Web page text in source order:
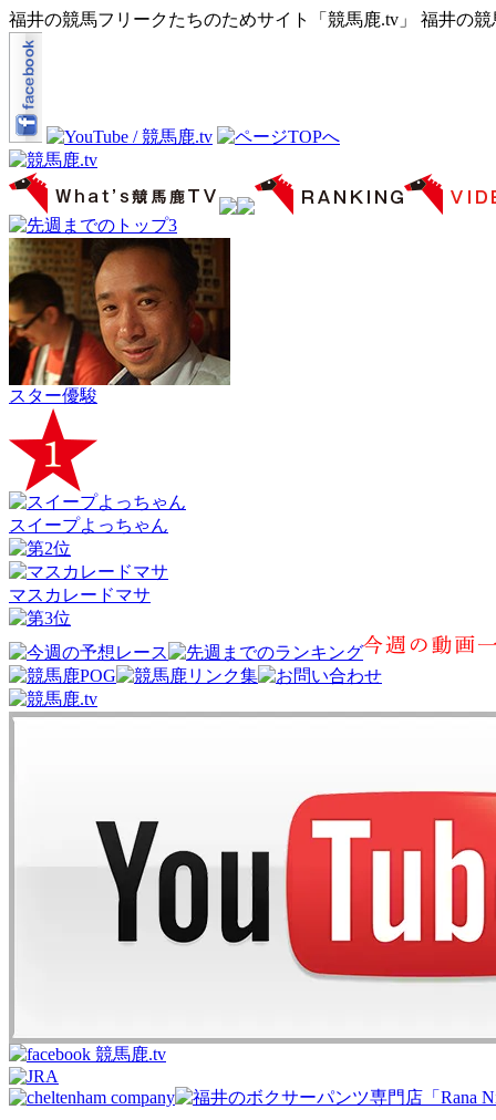
福井の競馬フリークたちのためサイト「競馬鹿.tv」 福井の
スター優駿
スイープよっちゃん
マスカレードマサ